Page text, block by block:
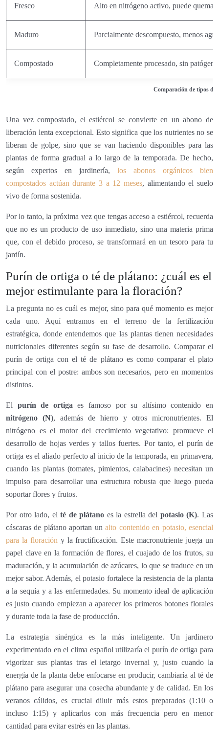
Comparación de tipos de
Fresco Alto en nitrógeno activo, puede quemar
Maduro Parcialmente descompuesto, menos
Compostado Completamente procesado, sin
Una vez compostado, el estiércol se convierte en un abono de
liberación lenta excepcional. Esto significa que los nutrientes no se
liberan de golpe, sino que se van haciendo disponibles para las
plantas de forma gradual a lo largo de la temporada. De hecho,
según expertos en jardinería, los abonos orgánicos bien
compostados actúan durante 3 a 12 meses, alimentando el suelo
vivo de forma sostenida.
Por lo tanto, la próxima vez que tengas acceso a estiércol, recuerda
que no es un producto de uso inmediato, sino una materia prima
que, con el debido proceso, se transformará en un tesoro para tu
jardín.
Purín de ortiga o té de plátano: ¿cuál es el
mejor estimulante para la floración?
La pregunta no es cuál es mejor, sino para qué momento es mejor
cada uno. Aquí entramos en el terreno de la fertilización
estratégica, donde entendemos que las plantas tienen necesidades
nutricionales diferentes según su fase de desarrollo. Comparar el
purín de ortiga con el té de plátano es como comparar el plato
principal con el postre: ambos son necesarios, pero en momentos
distintos.
El purín de ortiga es famoso por su altísimo contenido en
nitrógeno (N), además de hierro y otros micronutrientes. El
nitrógeno es el motor del crecimiento vegetativo: promueve el
desarrollo de hojas verdes y tallos fuertes. Por tanto, el purín de
ortiga es el aliado perfecto al inicio de la temporada, en primavera,
cuando las plantas (tomates, pimientos, calabacines) necesitan un
impulso para desarrollar una estructura robusta que luego pueda
soportar flores y frutos.
Por otro lado, elté de plátano es la estrella del potasio (K). Las
cáscaras de plátano aportan unalto contenido en potasio, esencial
para la floración y la fructificación. Este macronutriente juega un
papel clave en la formación de flores, el cuajado de los frutos, su
maduración, y la acumulación de azúcares, lo que se traduce en un
mejor sabor. Además, el potasio fortalece la resistencia de la planta
a la sequía y a las enfermedades. Su momento ideal de aplicación
es justo cuando empiezan a aparecer los primeros botones florales
y durante toda la fase de producción.
La estrategia sinérgica es la más inteligente. Un jardinero
experimentado en el clima español utilizaría el purín de ortiga para
vigorizar sus plantas tras el letargo invernal y, justo cuando la
energía de la planta debe enfocarse en producir, cambiaría al té de
plátano para asegurar una cosecha abundante y de calidad. En los
veranos cálidos, es crucial diluir más estos preparados (1:10 o
incluso 1:15) y aplicarlos con más frecuencia pero en menor
cantidad para evitar estrés en las plantas.